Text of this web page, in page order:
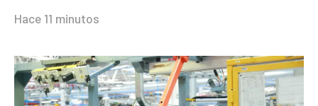
Hace 11 minutos